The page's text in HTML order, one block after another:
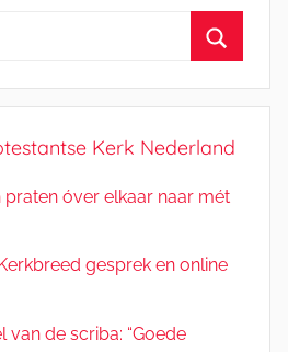
Kerk Nederland
praten óver elkaar naar mét
gesprek en online
van de scriba: “Goede